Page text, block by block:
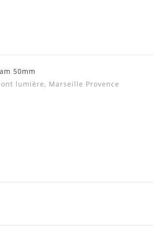
50mm
lumière, Marseille Provence